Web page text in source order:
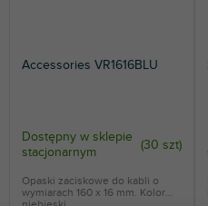
Accessories VR1616BLU
Dostępny w sklepie
stacjonarnym
(30 szt)
Opaski zaciskowe do kabli o
wymiarach 160 x 16 mm. Kolor